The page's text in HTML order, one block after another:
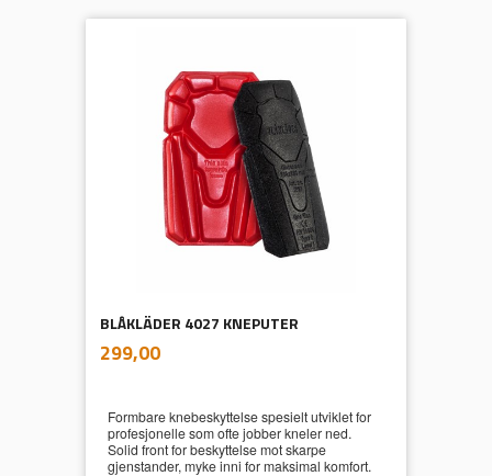
BLÅKLÄDER 4027 KNEPUTER
Pris
299,00mva.
Formbare knebeskyttelse spesielt utviklet for
profesjonelle som ofte jobber kneler ned.
Solid front for beskyttelse mot skarpe
gjenstander, myke inni for maksimal komfort.